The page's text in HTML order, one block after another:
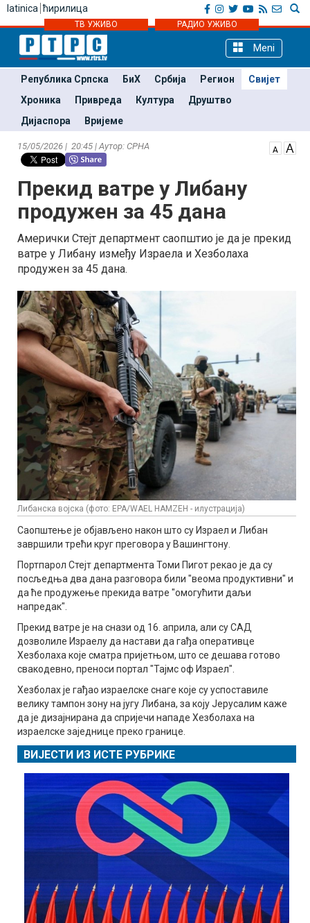
latinica ћирилица
ТВ УЖИВО РАДИО УЖИВО
Meni
Република Српска БиХ Србија Регион
Свијет
Хроника
Привреда Култура
Друштво
Дијаспора
Вријеме
15/05/2026 | 20:45 | Аутор: СРНА
Прекид ватре у Либану
продужен за 45 дана
Амерички Стејт департмент саопштио је да је прекид
ватре у Либану између Израела и Хезболаха
продужен за 45 дана.
Либанска војска (фото: EPA/WAEL HAMZEH - илустрација)
Саопштење је објављено након што су Израел и Либан
завршили трећи круг преговора у Вашингтону.
Портпарол Стејт департмента Томи Пигот рекао је да су
посљедња два дана разговора били "веома продуктивни" и
да ће продужење прекида ватре "омогућити даљи
напредак".
Прекид ватре је на снази од 16. априла, али су САД
дозволиле Израелу да настави да гађа оперативце
Хезболаха које сматра пријетњом, што се дешава готово
свакодевно, преноси портал "Тајмс оф Израел".
Хезболах је гађао израелске снаге које су успоставиле
велику тампон зону на југу Либана, за коју Јерусалим каже
да је дизајнирана да спријечи нападе Хезболаха на
израелске заједнице преко границе.
ВИЈЕСТИ ИЗ ИСТЕ РУБРИКЕ